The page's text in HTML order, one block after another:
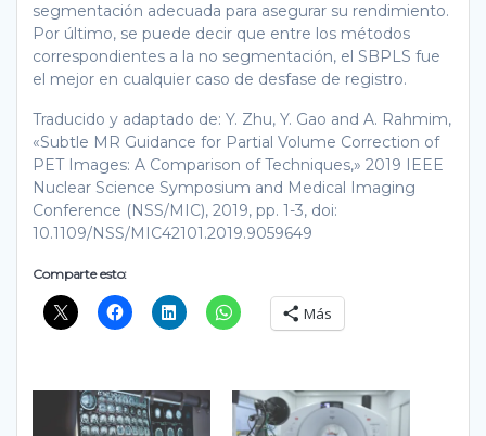
segmentación adecuada para asegurar su rendimiento.
Por último, se puede decir que entre los métodos
correspondientes a la no segmentación, el SBPLS fue
el mejor en cualquier caso de desfase de registro.
Traducido y adaptado de: Y. Zhu, Y. Gao and A. Rahmim,
«Subtle MR Guidance for Partial Volume Correction of
PET Images: A Comparison of Techniques,» 2019 IEEE
Nuclear Science Symposium and Medical Imaging
Conference (NSS/MIC), 2019, pp. 1-3, doi:
10.1109/NSS/MIC42101.2019.9059649
Comparte esto:
Más